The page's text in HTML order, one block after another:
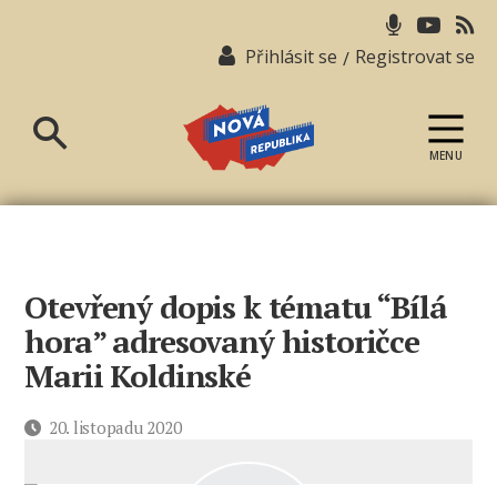
Přihlásit se / Registrovat se
republika
MENU
Otevřený dopis k tématu “Bílá
hora” adresovaný historičce
Marii Koldinské
Datum20. listopadu 2020